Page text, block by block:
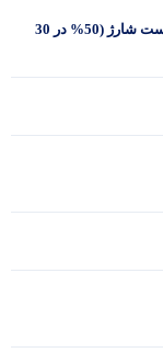
لیتیوم یونی 60 وات ساعت با قابلیت فست شارژ (50% در 30